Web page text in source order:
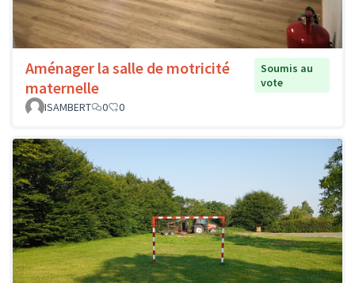
Aménager la salle de motricité
maternelle
Soumis au
vote
ISAMBERT
0 0